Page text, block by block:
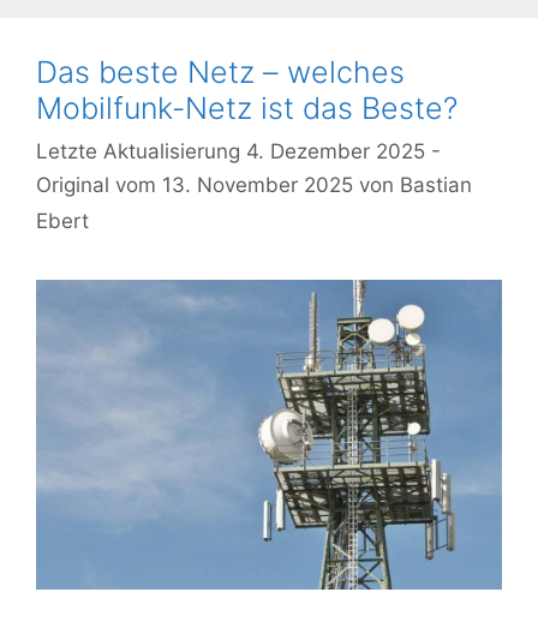
Das beste Netz – welches
Mobilfunk-Netz ist das Beste?
4. Dezember 2025
13. November 2025 von Bastian
Ebert